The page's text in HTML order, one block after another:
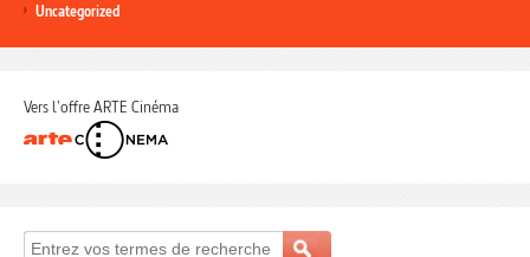
Uncategorized
Vers l'offre ARTE Cinéma